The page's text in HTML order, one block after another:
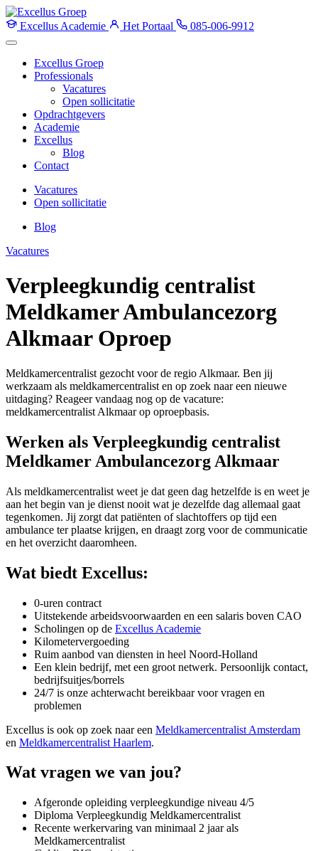
Excellus Academie Het Portaal 085-006-9912
Excellus Groep
Professionals
Vacatures
Open sollicitatie
Opdrachtgevers
Academie
Excellus
Blog
Contact
Vacatures
Open sollicitatie
Blog
Vacatures
Verpleegkundig centralist
Meldkamer Ambulancezorg
Alkmaar Oproep
Meldkamercentralist gezocht voor de regio Alkmaar. Ben jij
werkzaam als meldkamercentralist en op zoek naar een nieuwe
uitdaging? Reageer vandaag nog op de vacature:
meldkamercentralist Alkmaar op oproepbasis.
Werken als Verpleegkundig centralist
Meldkamer Ambulancezorg Alkmaar
Als meldkamercentralist weet je dat geen dag hetzelfde is en weet je
aan het begin van je dienst nooit wat je dezelfde dag allemaal gaat
tegenkomen. Jij zorgt dat patiënten of slachtoffers op tijd een
ambulance ter plaatse krijgen, en draagt zorg voor de communicatie
en het overzicht daaromheen.
Wat biedt Excellus:
0-uren contract
Uitstekende arbeidsvoorwaarden en een salaris boven CAO
Scholingen op de Excellus Academie
Kilometervergoeding
Ruim aanbod van diensten in heel Noord-Holland
Een klein bedrijf, met een groot netwerk. Persoonlijk contact,
bedrijfsuitjes/borrels
24/7 is onze achterwacht bereikbaar voor vragen en
problemen
Excellus is ook op zoek naar een Meldkamercentralist Amsterdam
en Meldkamercentralist Haarlem.
Wat vragen we van jou?
Afgeronde opleiding verpleegkundige niveau 4/5
Diploma Verpleegkundig Meldkamercentralist
Recente werkervaring van minimaal 2 jaar als
Meldkamercentralist